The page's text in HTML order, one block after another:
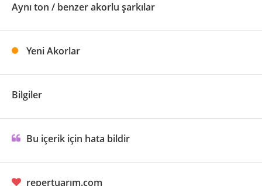
Aynı ton / benzer akorlu şarkılar
Yeni Akorlar
Bilgiler
Bu içerik için hata bildir
repertuarım.com